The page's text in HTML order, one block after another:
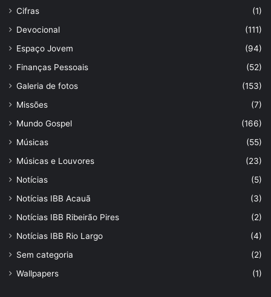
Cifras
(1)
Devocional
(111)
Espaço Jovem
(94)
Finanças Pessoais
(52)
Galeria de fotos
(153)
Missões
(7)
Mundo Gospel
(166)
Músicas
(55)
Músicas e Louvores
(23)
Notícias
(5)
Notícias IBB Acauã
(3)
Notícias IBB Ribeirão Pires
(2)
Notícias IBB Rio Largo
(4)
Sem categoria
(2)
Wallpapers
(1)